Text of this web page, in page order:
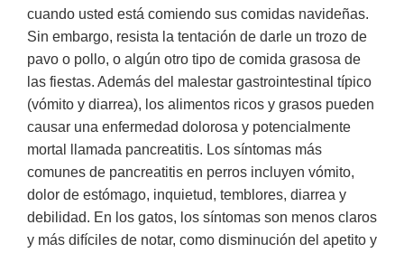
cuando usted está comiendo sus comidas navideñas.
Sin embargo, resista la tentación de darle un trozo de
pavo o pollo, o algún otro tipo de comida grasosa de
las fiestas. Además del malestar gastrointestinal típico
(vómito y diarrea), los alimentos ricos y grasos pueden
causar una enfermedad dolorosa y potencialmente
mortal llamada pancreatitis. Los síntomas más
comunes de pancreatitis en perros incluyen vómito,
dolor de estómago, inquietud, temblores, diarrea y
debilidad. En los gatos, los síntomas son menos claros
y más difíciles de notar, como disminución del apetito y